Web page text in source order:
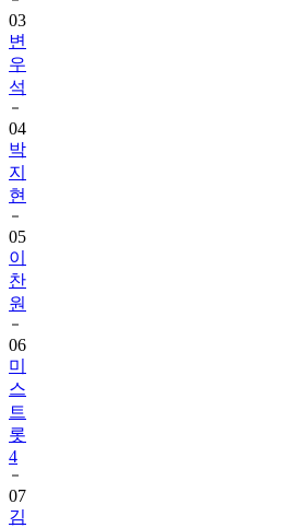
03
변
우
석
04
박
지
현
05
이
찬
원
06
미
스
트
롯
4
07
김